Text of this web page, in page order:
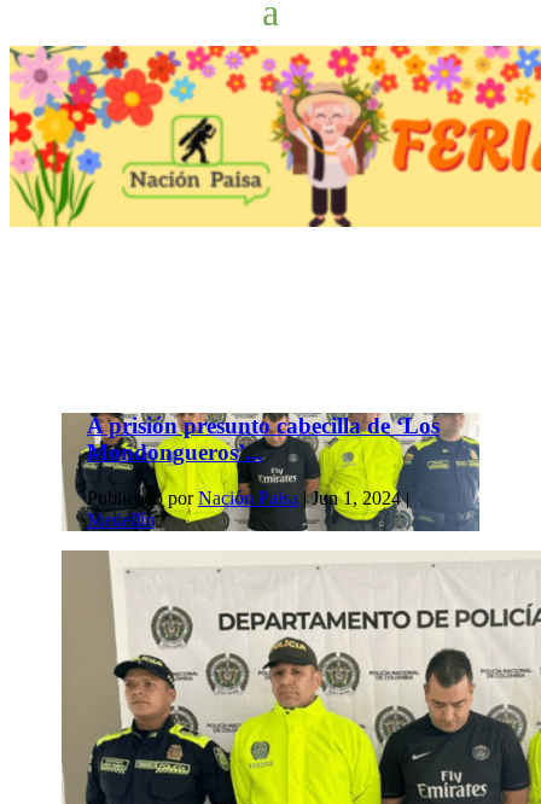
A prisión presunto cabecilla de ‘Los
Mondongueros’...
Publicado porNación Paisa|Jun 1, 2024|
Medellín